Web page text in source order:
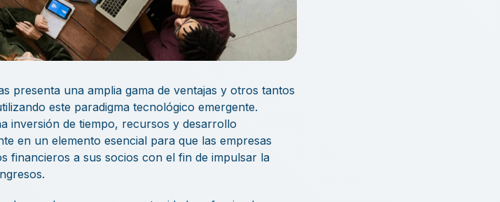
presenta una amplia gama de ventajas y otros tantos
este paradigma tecnológico emergente.
inversión de tiempo, recursos y desarrollo
en un elemento esencial para que las empresas
financieros a sus socios con el fin de impulsar la